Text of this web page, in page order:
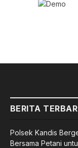
BERITA
Polsek Kandis
Bersama Petani